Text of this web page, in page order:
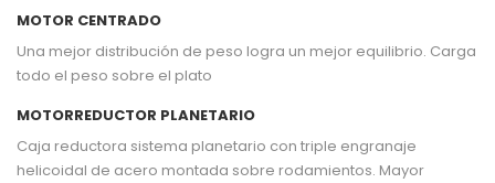
MOTOR CENTRADO
Una mejor distribución de peso logra un mejor equilibrio. Carga
todo el peso sobre el plato
MOTORREDUCTOR PLANETARIO
Caja reductora sistema planetario con triple engranaje
helicoidal de acero montada sobre rodamientos. Mayor